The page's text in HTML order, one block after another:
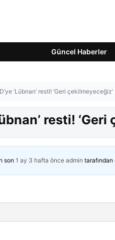
Güncel Haberler
‘Lübnan’ resti! ‘Geri çekilmeyeceğiz’
resti!
son 1 ay 3 hafta önce admin